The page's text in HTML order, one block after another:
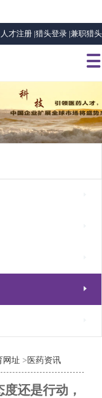
人才注册 |猎头登录 |兼职猎头


网址 > 医药资讯
还是行动，